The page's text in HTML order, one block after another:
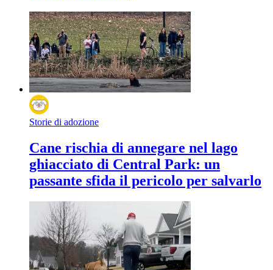
Storie di adozione
Cane rischia di annegare nel lago
ghiacciato di Central Park: un
passante sfida il pericolo per salvarlo